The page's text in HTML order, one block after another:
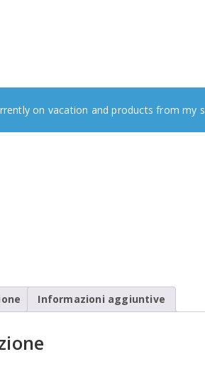
on vacation and products from my
Informazioni aggiuntive